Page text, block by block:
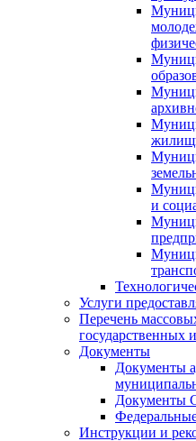
и
Услуги
Перечень
государственных
Документы
Документы
Документы
Инструкции и